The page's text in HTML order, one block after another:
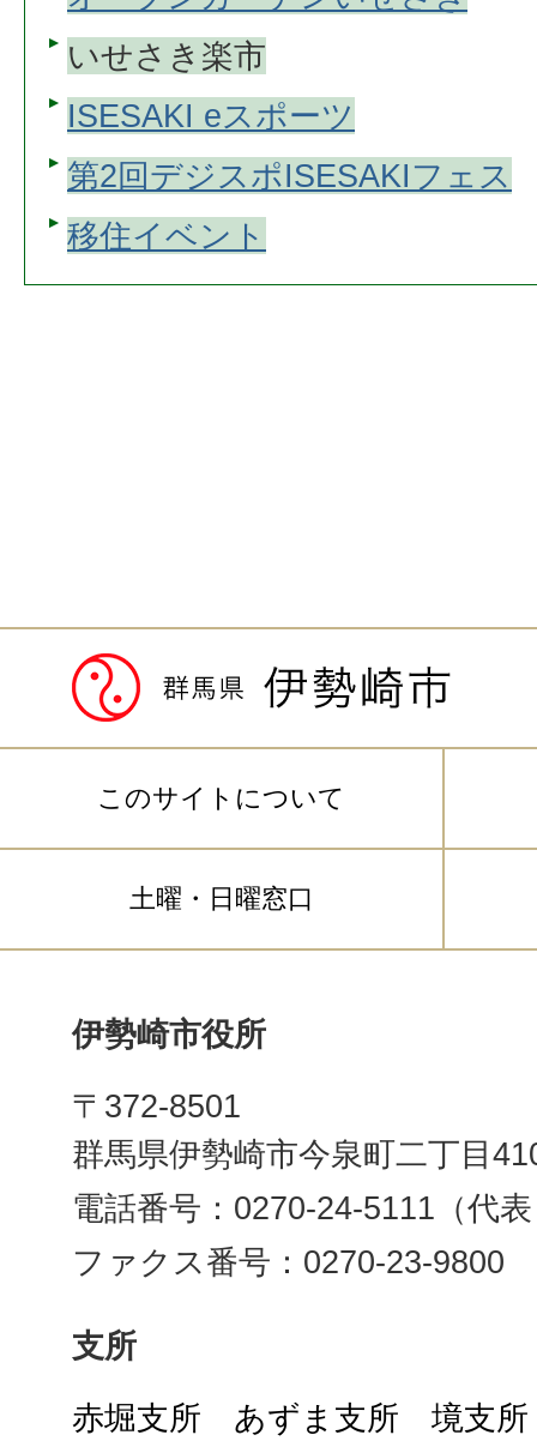
いせさき楽市
ISESAKI eスポーツ
第2回デジスポISESAKIフェス
移住イベント
このサイトについて
土曜・日曜窓口
伊勢崎市役所
〒372-8501
群馬県伊勢崎市今泉町二丁目
電話番号：0270-24-5111（代
ファクス番号：0270-23-9800
支所
赤堀支所
あずま支所 境支所